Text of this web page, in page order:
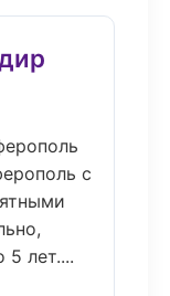
с
5 лет....